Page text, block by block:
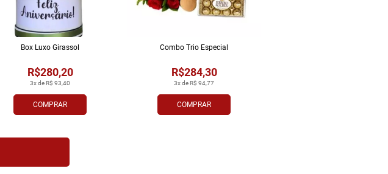
COMPRAR
3x de R$ 93,40
R$280,20
Box Luxo Girassol
COMPRAR
3x de R$ 94,77
R$284,30
Combo Trio Especial